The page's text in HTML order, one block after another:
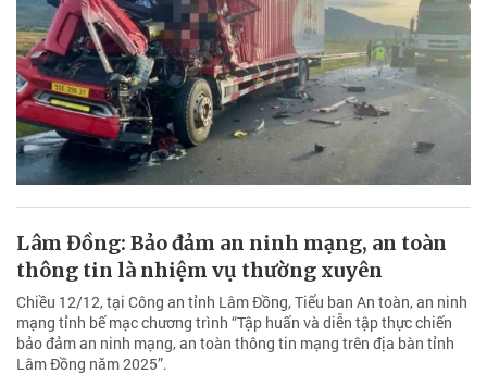
Lâm Đồng: Bảo đảm an ninh mạng, an toàn
thông tin là nhiệm vụ thường xuyên
Chiều 12/12, tại Công an tỉnh Lâm Đồng, Tiểu ban An toàn, an ninh
mạng tỉnh bế mạc chương trình “Tập huấn và diễn tập thực chiến
bảo đảm an ninh mạng, an toàn thông tin mạng trên địa bàn tỉnh
Lâm Đồng năm 2025”.